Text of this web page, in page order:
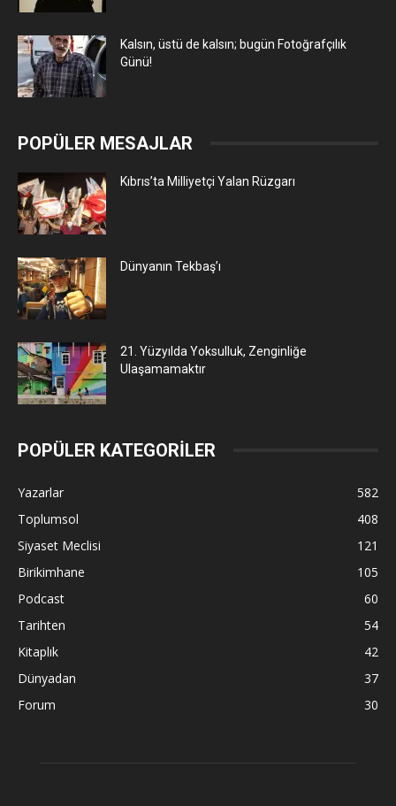
Kalsın, üstü de kalsın; bugün Fotoğrafçılık
Günü!
POPÜLER MESAJLAR
Kıbrıs’ta Milliyetçi Yalan Rüzgarı
Dünyanın Tekbaş’ı
21. Yüzyılda Yoksulluk, Zenginliğe
Ulaşamamaktır
POPÜLER KATEGORİLER
Yazarlar
582
Toplumsol
408
Siyaset Meclisi
121
Birikimhane
105
Podcast
60
Tarihten
54
Kitaplık
42
Dünyadan
37
Forum
30